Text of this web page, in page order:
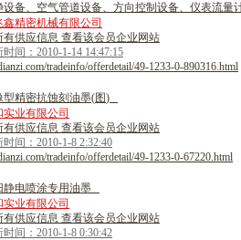
设备、 空气管道设备、 方向控制 设备、 仪表流量
鑫精密机械有限公司
有供应信息 查看该会员企业网站
间：2010-1-14 14:47:15
tradeinfo/offerdetail/49-1233-0-890316.html
型精密抗蚀刻 油墨(图)
业有限公司
有供应信息 查看该会员企业网站
间：2010-1-8 2:32:40
tradeinfo/offerdetail/49-1233-0-67220.html
静电喷涂专用油墨
业有限公司
有供应信息 查看该会员企业网站
间：2010-1-8 0:30:42